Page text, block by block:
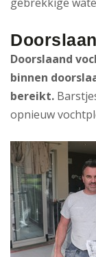
Doorslaand
binnen
bereikt.
opnieuw